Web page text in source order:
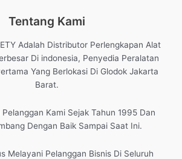
Tentang Kami
Adalah Distributor Perlengkapan Alat
Di indonesia, Penyedia Peralatan
Yang Berlokasi Di Glodok Jakarta
Barat.
Kami Sejak Tahun 1995 Dan
Dengan Baik Sampai Saat Ini.
Melayani Pelanggan Bisnis Di Seluruh